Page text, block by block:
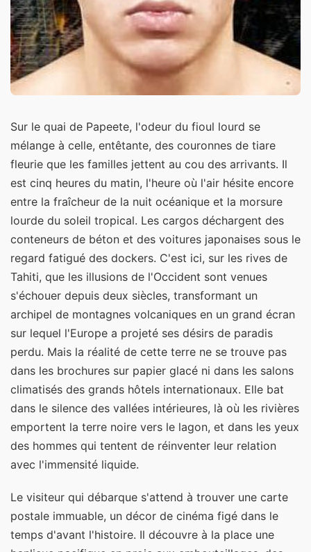
Sur le quai de Papeete, l'odeur du fioul lourd se
mélange à celle, entêtante, des couronnes de tiare
fleurie que les familles jettent au cou des arrivants. Il
est cinq heures du matin, l'heure où l'air hésite encore
entre la fraîcheur de la nuit océanique et la morsure
lourde du soleil tropical. Les cargos déchargent des
conteneurs de béton et des voitures japonaises sous le
regard fatigué des dockers. C'est ici, sur les rives de
Tahiti, que les illusions de l'Occident sont venues
s'échouer depuis deux siècles, transformant un
archipel de montagnes volcaniques en un grand écran
sur lequel l'Europe a projeté ses désirs de paradis
perdu. Mais la réalité de cette terre ne se trouve pas
dans les brochures sur papier glacé ni dans les salons
climatisés des grands hôtels internationaux. Elle bat
dans le silence des vallées intérieures, là où les rivières
emportent la terre noire vers le lagon, et dans les yeux
des hommes qui tentent de réinventer leur relation
avec l'immensité liquide.
Le visiteur qui débarque s'attend à trouver une carte
postale immuable, un décor de cinéma figé dans le
temps d'avant l'histoire. Il découvre à la place une